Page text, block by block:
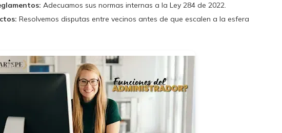
Adecuamos sus normas internas a la Ley 284 de 2022.
Resolvemos disputas entre vecinos antes de que escalen a la esfera